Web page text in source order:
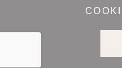
16/11/1998, Numero